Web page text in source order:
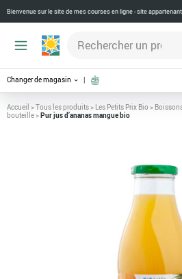
Bienvenue sur le site de mes courses en ligne - site
Changer de magasin
Accueil >Tous les produits> Les Petits Prix Bio >
bouteille>Pur jus d’ananas mangue bio